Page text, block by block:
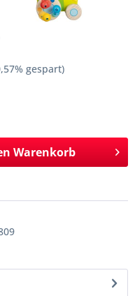
gespart)
Warenkorb